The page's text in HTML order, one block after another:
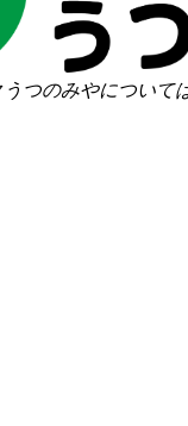
うつのみやについて